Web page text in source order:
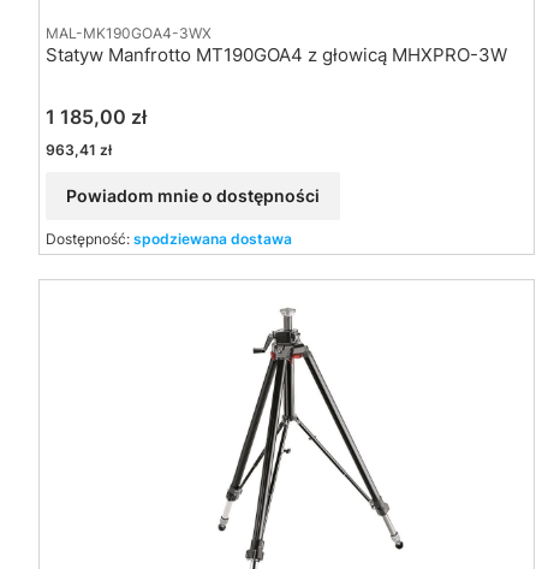
MAL-MK190GOA4-3WX
Statyw Manfrotto MT190GOA4 z głowicą MHXPRO-3W
Cena
1 185,00 zł
Cena
963,41 zł
Powiadom mnie o dostępności
Dostępność: spodziewana dostawa